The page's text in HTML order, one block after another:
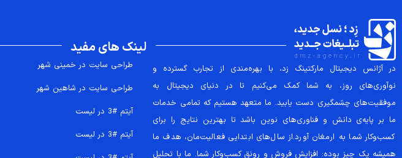
در آژانس دیجیتال مارکتینگ زد، با بهره‌مندی از تجارب گسترده و
نوآوری‌های روز، به شما کمک می‌کنیم تا در دنیای دیجیتال به
موفقیت‌های چشمگیری دست یابید. ما متعهد هستیم که تمامی خدمات
ما بر پایه‌ی دانش و فناوری‌های نوین باشد تا بهترین نتایج را برای
کسب‌وکار شما به ارمغان آورد.از سال‌های ابتدایی فعالیت‌مان، هدف ما
همیشه یک چیز بوده: افزایش فروش و رونق کسب‌وکار شما. ما با تحلیل
لینک های مفید
طراحی سایت در خمینی شهر
طراحی سایت در شاهین شهر
آیتم #3 در لیست
آیتم #3 در لیست